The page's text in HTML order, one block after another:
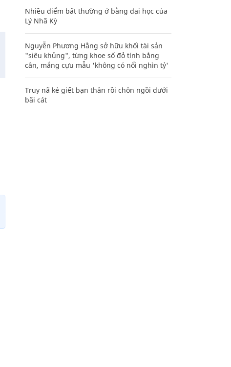
Nhiều điểm bất thường ở bằng đại học của
Lý Nhã Kỳ
Nguyễn Phương Hằng sở hữu khối tài sản
"siêu khủng", từng khoe sổ đỏ tính bằng
cân, mắng cựu mẫu 'không có nổi nghìn tỷ'
Truy nã kẻ giết bạn thân rồi chôn ngồi dưới
bãi cát